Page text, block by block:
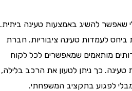
להשיג באמצעות טעינה ביתית.
לעמדות טעינה ציבוריות. חברת
שמאפשרים לכל לקוח
כך ניתן לטעון את הרכב בלילה,
בתקציב המשפחתי.